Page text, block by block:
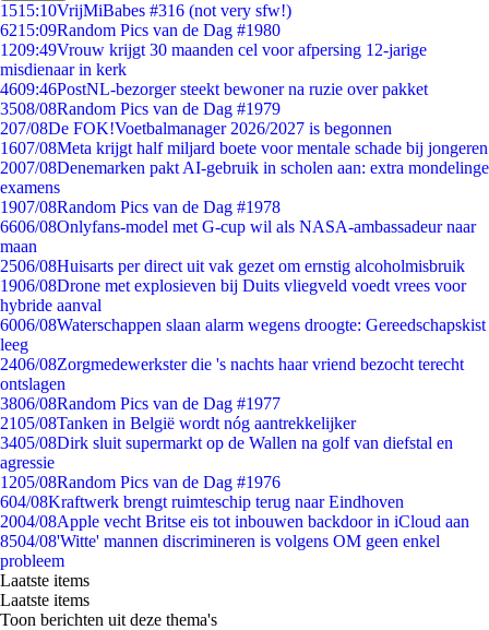
1515:10VrijMiBabes #316 (not very sfw!)
6215:09Random Pics van de Dag #1980
1209:49Vrouw krijgt 30 maanden cel voor afpersing 12-jarige
misdienaar in kerk
4609:46PostNL-bezorger steekt bewoner na ruzie over pakket
3508/08Random Pics van de Dag #1979
207/08De FOK!Voetbalmanager 2026/2027 is begonnen
1607/08Meta krijgt half miljard boete voor mentale schade bij jongeren
2007/08Denemarken pakt AI-gebruik in scholen aan: extra mondelinge
examens
1907/08Random Pics van de Dag #1978
6606/08Onlyfans-model met G-cup wil als NASA-ambassadeur naar
maan
2506/08Huisarts per direct uit vak gezet om ernstig alcoholmisbruik
1906/08Drone met explosieven bij Duits vliegveld voedt vrees voor
hybride aanval
6006/08Waterschappen slaan alarm wegens droogte: Gereedschapskist
leeg
2406/08Zorgmedewerkster die 's nachts haar vriend bezocht terecht
ontslagen
3806/08Random Pics van de Dag #1977
2105/08Tanken in België wordt nóg aantrekkelijker
3405/08Dirk sluit supermarkt op de Wallen na golf van diefstal en
agressie
1205/08Random Pics van de Dag #1976
604/08Kraftwerk brengt ruimteschip terug naar Eindhoven
2004/08Apple vecht Britse eis tot inbouwen backdoor in iCloud aan
8504/08'Witte' mannen discrimineren is volgens OM geen enkel
probleem
Laatste items
Laatste items
Toon berichten uit deze thema's